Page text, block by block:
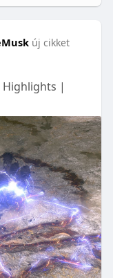
új cikket
Highlights |